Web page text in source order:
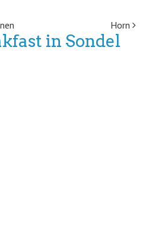
Horn
in Sondel